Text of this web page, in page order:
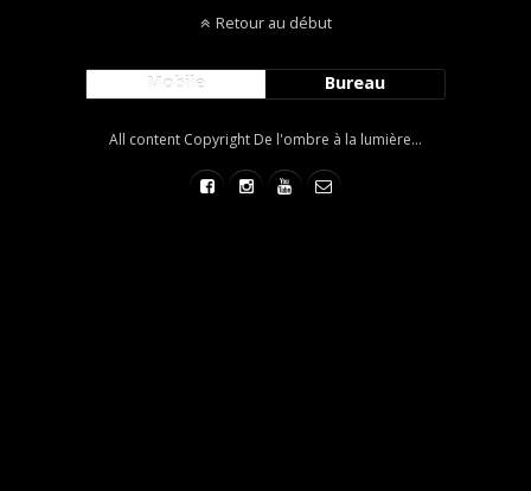
Retour au début
Mobile Bureau
All content Copyright De l'ombre à la lumière...